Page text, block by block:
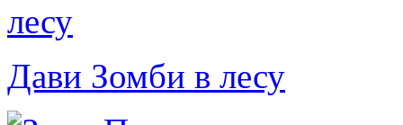
Дави Зомби в лесу